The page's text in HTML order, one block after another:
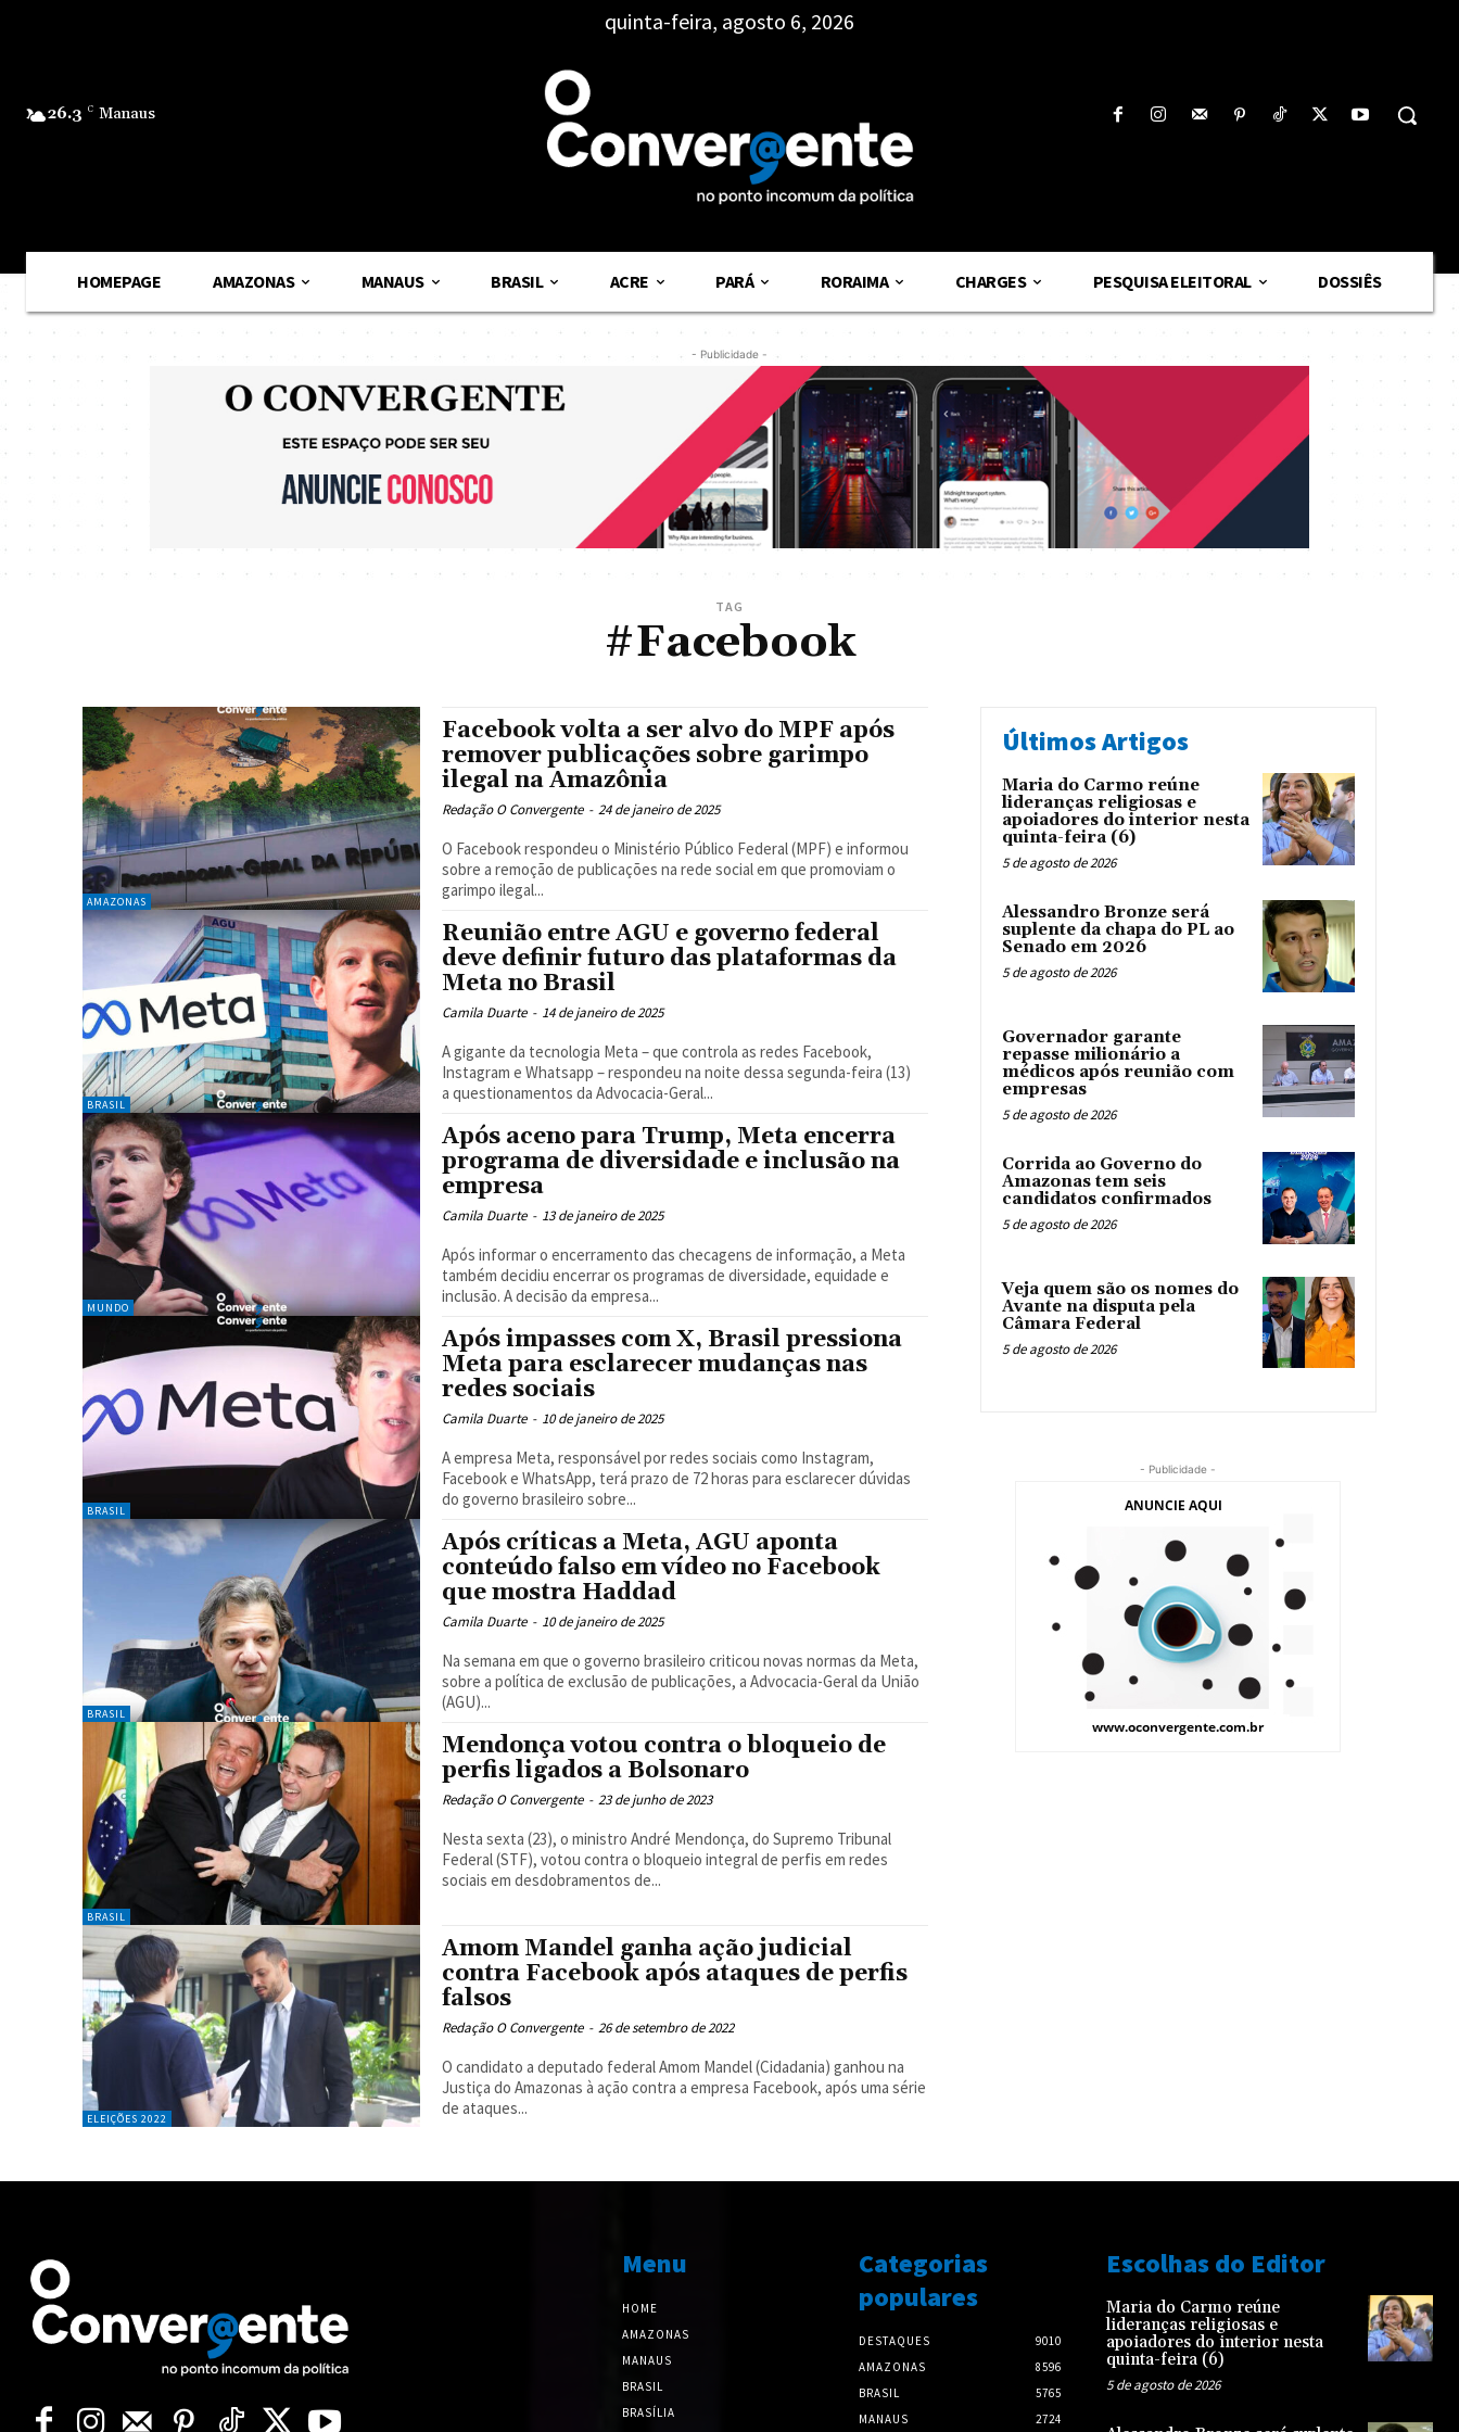
26.3 C Manaus
quinta-feira, agosto 6, 2026
HOMEPAGE AMAZONAS MANAUS BRASIL ACRE PARÁ RORAIMA CHARGES PESQUISA ELEITORAL DOSSIÊS
- Publicidade -
TAG
#Facebook
AMAZONAS
Facebook volta a ser alvo do MPF após
remover publicações sobre garimpo
ilegal na Amazônia
Redação O Convergente - 24 de janeiro de 2025
O Facebook respondeu o Ministério Público Federal (MPF) e informou
sobre a remoção de publicações na rede social em que promoviam o
garimpo ilegal...
BRASIL
Reunião entre AGU e governo federal
deve definir futuro das plataformas da
Meta no Brasil
Camila Duarte - 14 de janeiro de 2025
A gigante da tecnologia Meta – que controla as redes Facebook,
Instagram e Whatsapp – respondeu na noite dessa segunda-feira (13)
a questionamentos da Advocacia-Geral...
MUNDO
Após aceno para Trump, Meta encerra
programa de diversidade e inclusão na
empresa
Camila Duarte - 13 de janeiro de 2025
Após informar o encerramento das checagens de informação, a Meta
também decidiu encerrar os programas de diversidade, equidade e
inclusão. A decisão da empresa...
BRASIL
Após impasses com X, Brasil pressiona
Meta para esclarecer mudanças nas
redes sociais
Camila Duarte - 10 de janeiro de 2025
A empresa Meta, responsável por redes sociais como Instagram,
Facebook e WhatsApp, terá prazo de 72 horas para esclarecer dúvidas
do governo brasileiro sobre...
BRASIL
Após críticas a Meta, AGU aponta
conteúdo falso em vídeo no Facebook
que mostra Haddad
Camila Duarte - 10 de janeiro de 2025
Na semana em que o governo brasileiro criticou novas normas da Meta,
sobre a política de exclusão de publicações, a Advocacia-Geral da União
(AGU)...
BRASIL
Mendonça votou contra o bloqueio de
perfis ligados a Bolsonaro
Redação O Convergente - 23 de junho de 2023
Nesta sexta (23), o ministro André Mendonça, do Supremo Tribunal
Federal (STF), votou contra o bloqueio integral de perfis em redes
sociais em desdobramentos de...
ELEIÇÕES 2022
Amom Mandel ganha ação judicial
contra Facebook após ataques de perfis
falsos
Redação O Convergente - 26 de setembro de 2022
O candidato a deputado federal Amom Mandel (Cidadania) ganhou na
Justiça do Amazonas à ação contra a empresa Facebook, após uma série
de ataques...
Últimos Artigos
Maria do Carmo reúne
lideranças religiosas e
apoiadores do interior nesta
quinta-feira (6)
5 de agosto de 2026
Alessandro Bronze será
suplente da chapa do PL ao
Senado em 2026
5 de agosto de 2026
Governador garante
repasse milionário a
médicos após reunião com
empresas
5 de agosto de 2026
Corrida ao Governo do
Amazonas tem seis
candidatos confirmados
5 de agosto de 2026
Veja quem são os nomes do
Avante na disputa pela
Câmara Federal
5 de agosto de 2026
- Publicidade -
Menu
HOME
AMAZONAS
MANAUS
BRASIL
BRASÍLIA
Categorias
populares
DESTAQUES
9010
AMAZONAS
8596
BRASIL
5765
MANAUS
2724
Escolhas do Editor
Maria do Carmo reúne
lideranças religiosas e
apoiadores do interior nesta
quinta-feira (6)
5 de agosto de 2026